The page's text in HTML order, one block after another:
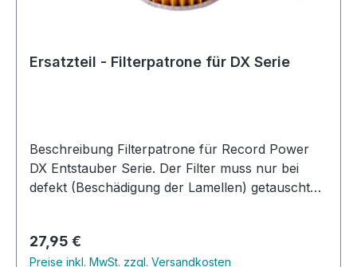
Ersatzteil - Filterpatrone für DX Serie
Beschreibung Filterpatrone für Record Power
DX Entstauber Serie. Der Filter muss nur bei
defekt (Beschädigung der Lamellen) getauscht
Beschädigungen.
Regulärer Preis:
27,95 €
Preise inkl. MwSt. zzgl. Versandkosten